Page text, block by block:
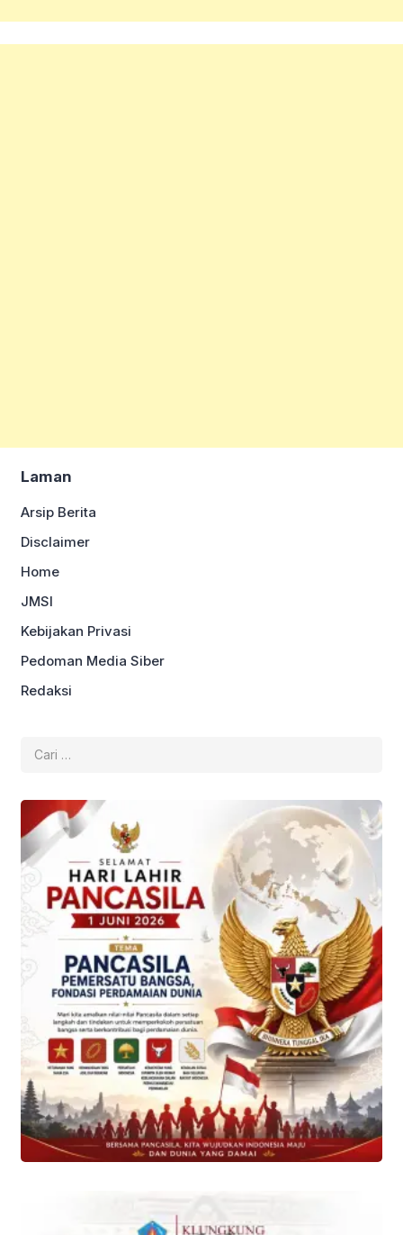
Laman
Arsip Berita
Disclaimer
Home
JMSI
Kebijakan Privasi
Pedoman Media Siber
Redaksi
untuk: